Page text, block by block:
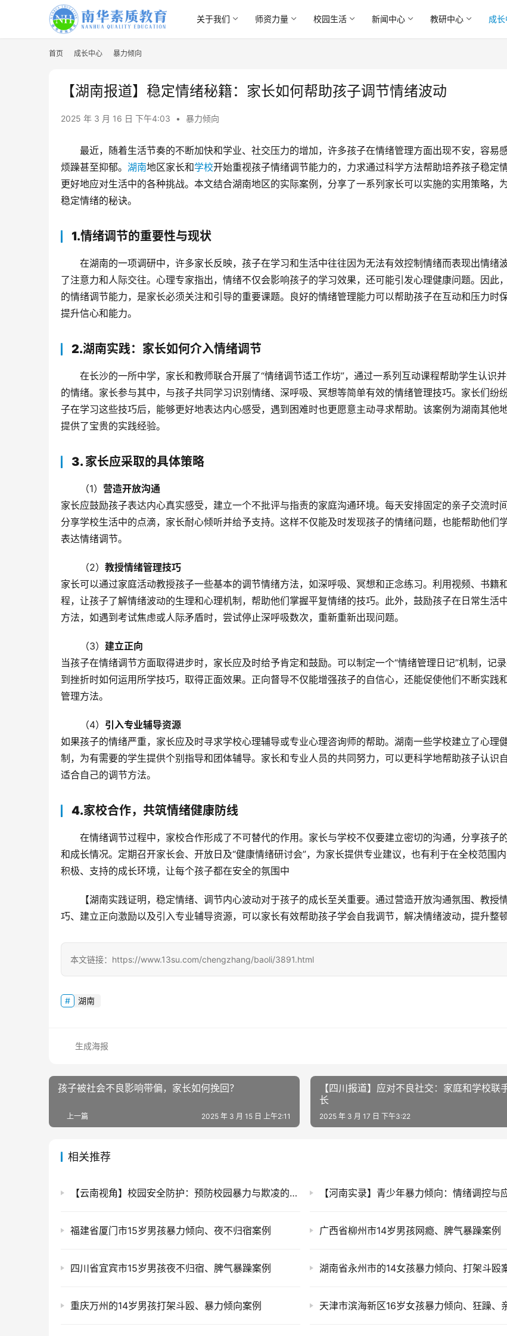
关于我们 师资力量 校园生活 新闻中心 教研中心 成
首页 成长中心 暴力倾向
【湖南报道】稳定情绪秘籍：家长如何帮助孩子调节情绪波动
2025 年 3 月 16 日 下午4:03 • 暴力倾向
最近，随着生活节奏的不断加快和学业、社交压力的增加，许多孩子在情绪管理方面出现不安，容易感
烦躁甚至抑郁。 湖南地区家长和学校开始重视孩子情绪调节能力的，力求通过科学方法帮助培养孩子稳定
更好地应对生活中的各种挑战。本文结合湖南地区的实际案例，分享了一系列家长可以实施的实用策略，
稳定情绪的秘诀。
1.情绪调节的重要性与现状
在湖南的一项调研中，许多家长反映，孩子在学习和生活中往往因为无法有效控制情绪而表现出情绪
了注意力和人际交往。心理专家指出，情绪不仅会影响孩子的学习效果，还可能引发心理健康问题。因此
的情绪调节能力，是家长必须关注和引导的重要课题。良好的情绪管理能力可以帮助孩子在互动和压力时保
提升信心和能力。
2.湖南实践：家长如何介入情绪调节
在长沙的一所中学，家长和教师联合开展了“情绪调节适工作坊”，通过一系列互动课程帮助学生认识
的情绪。家长参与其中，与孩子共同学习识别情绪、深呼吸、冥想等简单有效的情绪管理技巧。家长们纷
子在学习这些技巧后，能够更好地表达内心感受，遇到困难时也更愿意主动寻求帮助。该案例为湖南其他
提供了宝贵的实践经验。
3. 家长应采取的具体策略
（1） 营造开放沟通
家长应鼓励孩子表达内心真实感受，建立一个不批评与指责的家庭沟通环境。每天安排固定的亲子交流时
分享学校生活中的点滴，家长耐心倾听并给予支持。这样不仅能及时发现孩子的情绪问题，也能帮助他们
表达情绪调节。
（2） 教授情绪管理技巧
家长可以通过家庭活动教授孩子一些基本的调节情绪方法，如深呼吸、冥想和正念练习。利用视频、书籍
程，让孩子了解情绪波动的生理和心理机制，帮助他们掌握平复情绪的技巧。此外，鼓励孩子在日常生活
方法，如遇到考试焦虑或人际矛盾时，尝试停止深呼吸数次，重新重新出现问题。
（3） 建立正向
当孩子在情绪调节方面取得进步时，家长应及时给予肯定和鼓励。可以制定一个“情绪管理日记”机制，记
到挫折时如何运用所学技巧，取得正面效果。正向督导不仅能增强孩子的自信心，还能促使他们不断实践
管理方法。
（4） 引入专业辅导资源
如果孩子的情绪严重，家长应及时寻求学校心理辅导或专业心理咨询师的帮助。湖南一些学校建立了心理
制，为有需要的学生提供个别指导和团体辅导。家长和专业人员的共同努力，可以更科学地帮助孩子认识自
适合自己的调节方法。
4.家校合作，共筑情绪健康防线
在情绪调节过程中，家校合作形成了不可替代的作用。家长与学校不仅要建立密切的沟通，分享孩子
和成长情况。定期召开家长会、开放日及“健康情绪研讨会”，为家长提供专业建议，也有利于在全校范围
积极、支持的成长环境，让每个孩子都在安全的氛围中
【湖南实践证明，稳定情绪、调节内心波动对于孩子的成长至关重要。通过营造开放沟通氛围、教授
巧、建立正向激励以及引入专业辅导资源，可以家长有效帮助孩子学会自我调节，解决情绪波动，提升整
本文链接：https://www.13su.com/chengzhang/baoli/3891.html
湖南
生成海报
孩子被社会不良影响带偏，家长如何挽回？
上一篇 2025 年 3 月 15 日 上午2:11
【四川报道】应对不良社交：家庭和学校联
长
2025 年 3 月 17 日 下午3:22
相关推荐
【云南视角】校园安全防护：预防校园暴力与欺凌的实用措施
福建省厦门市15岁男孩暴力倾向、夜不归宿案例 广西省柳州市14岁男孩网瘾、脾气暴躁案例
四川省宜宾市15岁男孩夜不归宿、脾气暴躁案例 湖南省永州市的14女孩暴力倾向、打架斗殴
重庆万州的14岁男孩打架斗殴、暴力倾向案例